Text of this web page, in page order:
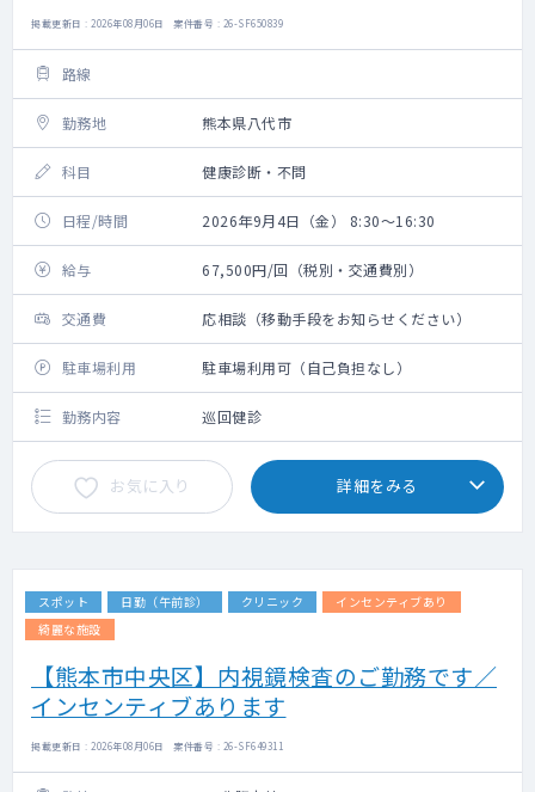
掲載更新日 : 2026年08月06日 案件番号 : 26-SF650839
路線
勤務地 熊本県八代市
科目 健康診断・不問
日程/時間 2026年9月4日（金） 8:30～16:30
給与 67,500円/回（税別・交通費別）
交通費 応相談（移動手段をお知らせください）
駐車場利用 駐車場利用可（自己負担なし）
勤務内容 巡回健診
お気に入り 詳細をみる
スポット 日勤（午前診） クリニック
インセンティブあり
綺麗な施設
【熊本市中央区】内視鏡検査のご勤務です／
インセンティブあります
掲載更新日 : 2026年08月06日 案件番号 : 26-SF649311